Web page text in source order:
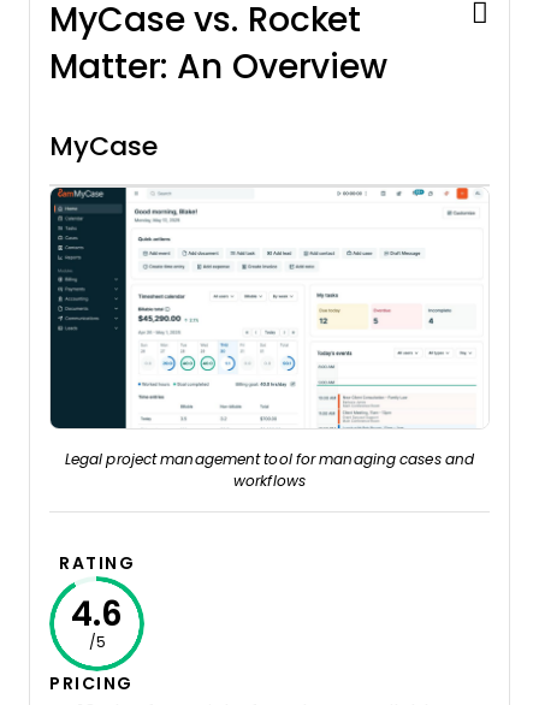
MyCase vs. Rocket
Matter: An Overview
MyCase
Legal project management tool for managing cases and
workflows
RATING
4.6
/5
PRICING